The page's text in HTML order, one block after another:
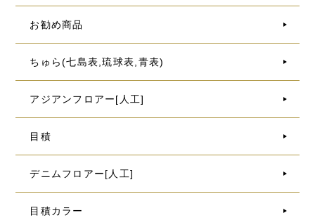
お勧め商品
ちゅら(七島表,琉球表,青表)
アジアンフロアー[人工]
目積
デニムフロアー[人工]
目積カラー